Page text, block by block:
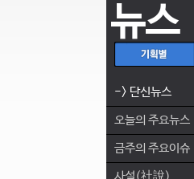
뉴스
-> 단신뉴스
오늘의 주요뉴스
금주의 주요이슈
사설(社說)